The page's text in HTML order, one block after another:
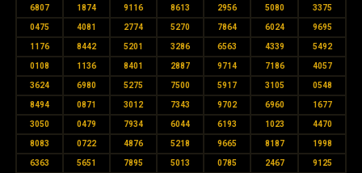
6807 1874 9116 8613 2956 5080 3375
0475 4081 2774 5270 7864 6024 9695
1176 8442 5201 3286 6563 4339 5492
0108 1136 8401 2887 9714 7186 4057
3624 6980 5275 7500 5917 3105 0548
8494 0871 3012 7343 9702 6960 1677
3050 0479 7934 6044 6193 1023 4470
8083 0722 4876 5218 9665 8187 1998
6363 5651 7895 5013 0785 2467 9125